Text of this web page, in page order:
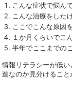
こんな症状で悩ん
こんな治療をした
ここでこんな原因
１か月くらいでこ
半年でここまでの
情報リテラシーが低
造なのか見分けること